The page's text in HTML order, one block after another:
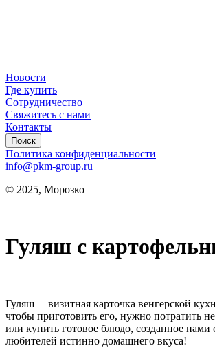
Новости
Где купить
Сотрудничество
Свяжитесь с нами
Контакты
Поиск
Политика конфиденциальности
info@pkm-group.ru
© 2025, Морозко
Гуляш с
Гуляш – визитная карточка венгерской
чтобы приготовить его, нужно потратить
или купить готовое блюдо, созданное нами
любителей истинно домашнего вкуса!